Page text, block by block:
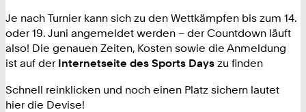
Je nach Turnier kann sich zu den Wettkämpfen bis zum 14.
oder 19. Juni angemeldet werden – der Countdown läuft
also! Die genauen Zeiten, Kosten sowie die Anmeldung
ist auf der Internetseite des Sports Days zu finden
Schnell reinklicken und noch einen Platz sichern lautet
hier die Devise!